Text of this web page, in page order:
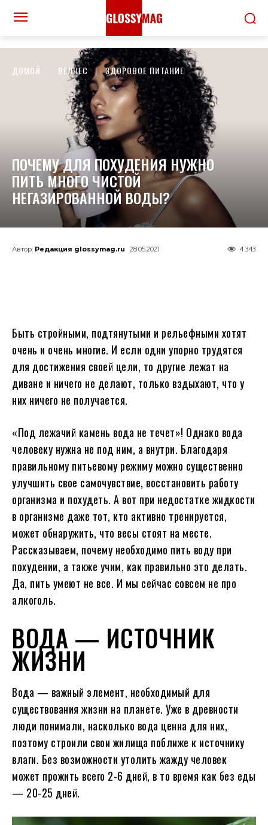
ДОМОЙ ВЕЛНЕС ЗДОРОВОЕ ПИТАНИЕ
ПОЧЕМУ ДЛЯ ПОХУДЕНИЯ НУЖНО
ПИТЬ МНОГО ЧИСТОЙ
НЕГАЗИРОВАННОЙ ВОДЫ?
Автор: Редакция glossymag.ru 28.05.2021 4 343
Быть стройными, подтянутыми и рельефными хотят
очень и очень многие. И если одни упорно трудятся
для достижения своей цели, то другие лежат на
диване и ничего не делают, только вздыхают, что у
них ничего не получается.
«Под лежачий камень вода не течет»! Однако вода
человеку нужна не под ним, а внутри. Благодаря
правильному питьевому режиму можно существенно
улучшить свое самочувствие, восстановить работу
организма и похудеть. А вот при недостатке жидкости
в организме даже тот, кто активно тренируется,
может обнаружить, что весы стоят на месте.
Рассказываем, почему необходимо пить воду при
похудении, а также учим, как правильно это делать.
Да, пить умеют не все. И мы сейчас совсем не про
алкоголь.
ВОДА — ИСТОЧНИК
ЖИЗНИ
Вода — важный элемент, необходимый для
существования жизни на планете. Уже в древности
люди понимали, насколько вода ценна для них,
поэтому строили свои жилища поближе к источнику
влаги. Без возможности утолить жажду человек
может прожить всего 2-6 дней, в то время как без еды
— 20-25 дней.